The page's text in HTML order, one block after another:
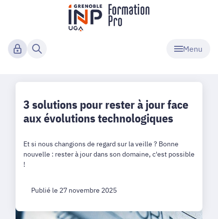
Menu
3 solutions pour rester à jour face
aux évolutions technologiques
Et si nous changions de regard sur la veille ? Bonne
nouvelle : rester à jour dans son domaine, c'est possible
!
Publié le 27 novembre 2025